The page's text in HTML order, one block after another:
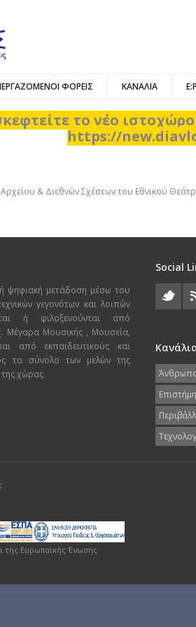
ΦΟΡΕΙΣ ΚΑΝΑΛΙΑ
το νέο
https://
& Διεθνών Σχέσεων του Εθνικού
ψηφιακή μετάδοση μέσω του
γεγονότων και λοιπών
ή φιλοξενούνται από
Μέγαρα Μουσικής , Μουσεία,
από εκπαιδευτικούς και
το σύνολο των μελών της
της χώρας.
Social
Επιστήμη
της Ευρωπαϊκής Ένωσης